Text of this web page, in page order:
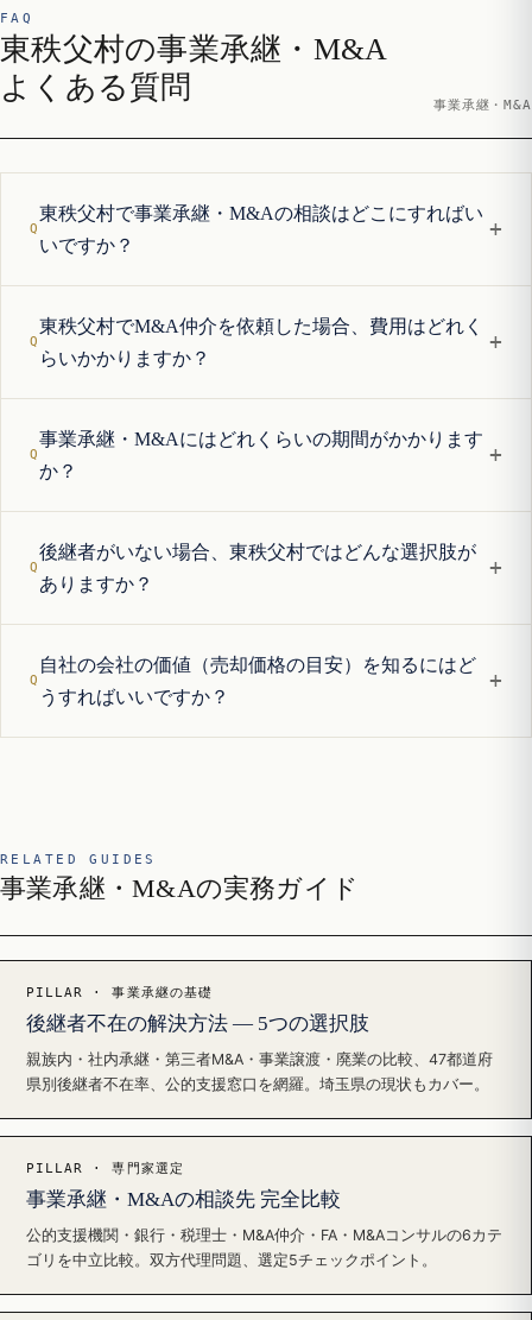
FAQ
東秩父村の事業承継・M&A
よくある質問
事業承継・M&A
東秩父村で事業承継・M&Aの相談はどこにすればい
いですか？
+
東秩父村でM&A仲介を依頼した場合、費用はどれく
らいかかりますか？
+
事業承継・M&Aにはどれくらいの期間がかかります
か？
+
後継者がいない場合、東秩父村ではどんな選択肢が
ありますか？
+
自社の会社の価値（売却価格の目安）を知るにはど
うすればいいですか？
+
RELATED GUIDES
事業承継・M&Aの実務ガイド
PILLAR · 事業承継の基礎
後継者不在の解決方法 — 5つの選択肢
親族内・社内承継・第三者M&A・事業譲渡・廃業の比較、47都道府
県別後継者不在率、公的支援窓口を網羅。埼玉県の現状もカバー。
PILLAR · 専門家選定
事業承継・M&Aの相談先 完全比較
公的支援機関・銀行・税理士・M&A仲介・FA・M&Aコンサルの6カテ
ゴリを中立比較。双方代理問題、選定5チェックポイント。